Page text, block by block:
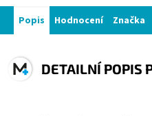
Popis Hodnocení Značka
DETAILNÍ POPIS